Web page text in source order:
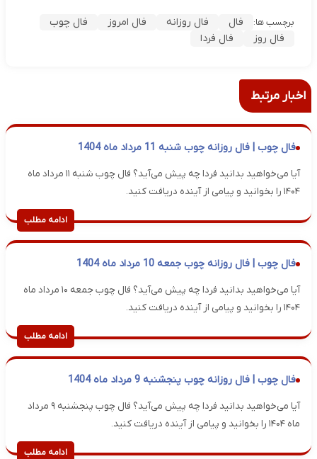
برچسب ها: فال فال روزانه فال امروز
فال چوب
فال روز
فال فردا
اخبار مرتبط
فال چوب | فال روزانه چوب شنبه 11 مرداد ماه 1404
آیا می‌خواهید بدانید فردا چه پیش می‌آید؟ فال چوب شنبه ۱۱ مرداد ماه
۱۴۰۴ را بخوانید و پیامی از آینده دریافت کنید.
ادامه مطلب
فال چوب | فال روزانه چوب جمعه 10 مرداد ماه 1404
آیا می‌خواهید بدانید فردا چه پیش می‌آید؟ فال چوب جمعه ۱۰ مرداد ماه
۱۴۰۴ را بخوانید و پیامی از آینده دریافت کنید.
ادامه مطلب
فال چوب | فال روزانه چوب پنجشنبه 9 مرداد ماه 1404
آیا می‌خواهید بدانید فردا چه پیش می‌آید؟ فال چوب پنجشنبه ۹ مرداد
ماه ۱۴۰۴ را بخوانید و پیامی از آینده دریافت کنید.
ادامه مطلب